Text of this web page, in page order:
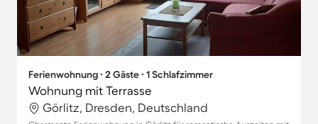
Ferienwohnung ∙ 2 Gäste ∙ 1 Schlafzimmer
Wohnung mit Terrasse
Görlitz, Dresden, Deutschland